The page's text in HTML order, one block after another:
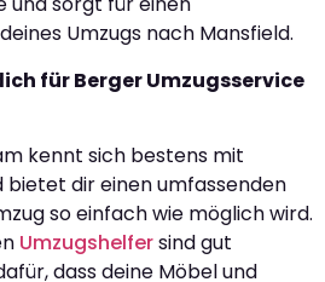
Umzugs nach Mansfield.
für Berger Umzugsservice
kennt sich bestens mit
bietet dir einen umfassenden
so einfach wie möglich wird.
Umzugshelfersind gut
dass deine Möbel und